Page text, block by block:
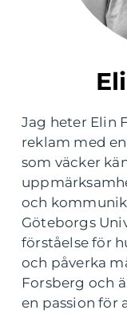
Jag heter Elin
reklam med
som väcker
och
Göteborgs
förståelse för
och påverka
Forsberg och
en passion för